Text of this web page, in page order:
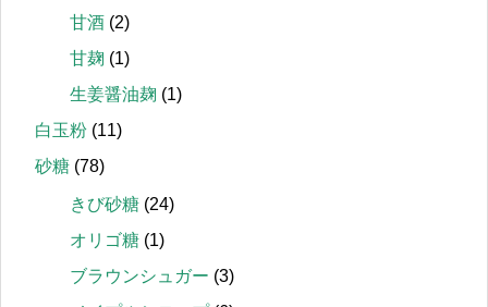
甘酒 (2)
甘麹 (1)
生姜醤油麹 (1)
白玉粉 (11)
砂糖 (78)
きび砂糖 (24)
オリゴ糖 (1)
ブラウンシュガー (3)